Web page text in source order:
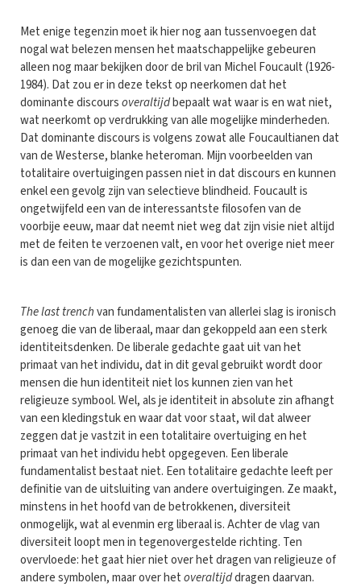
Met enige tegenzin moet ik hier nog aan tussenvoegen dat
nogal wat belezen mensen het maatschappelijke gebeuren
alleen nog maar bekijken door de bril van Michel Foucault (1926-
1984). Dat zou er in deze tekst op neerkomen dat het
dominante discoursoveraltijdbepaalt wat waar is en wat niet,
wat neerkomt op verdrukking van alle mogelijke minderheden.
Dat dominante discours is volgens zowat alle Foucaultianen dat
van de Westerse, blanke heteroman. Mijn voorbeelden van
totalitaire overtuigingen passen niet in dat discours en kunnen
enkel een gevolg zijn van selectieve blindheid. Foucault is
ongetwijfeld een van de interessantste filosofen van de
voorbije eeuw, maar dat neemt niet weg dat zijn visie niet altijd
met de feiten te verzoenen valt, en voor het overige niet meer
is dan een van de mogelijke gezichtspunten.
The last trenchvan fundamentalisten van allerlei slag is ironisch
genoeg die van de liberaal, maar dan gekoppeld aan een sterk
identiteitsdenken. De liberale gedachte gaat uit van het
primaat van het individu, dat in dit geval gebruikt wordt door
mensen die hun identiteit niet los kunnen zien van het
religieuze symbool. Wel, als je identiteit in absolute zin afhangt
van een kledingstuk en waar dat voor staat, wil dat alweer
zeggen dat je vastzit in een totalitaire overtuiging en het
primaat van het individu hebt opgegeven. Een liberale
fundamentalist bestaat niet. Een totalitaire gedachte leeft per
definitie van de uitsluiting van andere overtuigingen. Ze maakt,
minstens in het hoofd van de betrokkenen, diversiteit
onmogelijk, wat al evenmin erg liberaal is. Achter de vlag van
diversiteit loopt men in tegenovergestelde richting. Ten
overvloede: het gaat hier niet over het dragen van religieuze of
andere symbolen, maar over hetoveraltijddragen daarvan.